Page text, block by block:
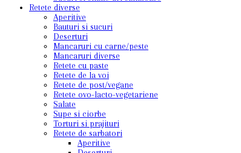
Retete diverse
Aperitive
Bauturi si sucuri
Deserturi
Mancaruri cu carne/peste
Mancaruri diverse
Retete cu paste
Retete de la voi
Retete de post/vegane
Retete ovo-lacto-vegetariene
Salate
Supe si ciorbe
Torturi si prajituri
Retete de sarbatori
Aperitive